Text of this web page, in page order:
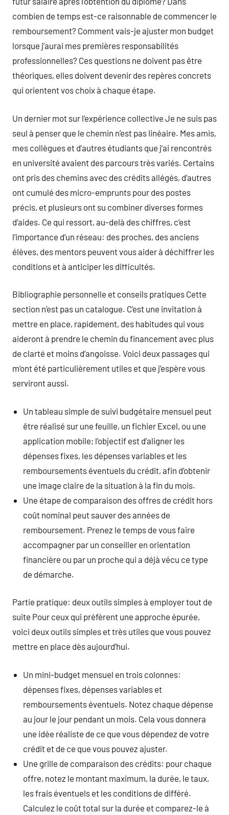
combien de temps est-ce raisonnable de commencer le
remboursement? Comment vais-je ajuster mon budget
lorsque j’aurai mes premières responsabilités
professionnelles? Ces questions ne doivent pas être
théoriques, elles doivent devenir des repères concrets
qui orientent vos choix à chaque étape.
Un dernier mot sur l’expérience collective Je ne suis pas
seul à penser que le chemin n’est pas linéaire. Mes amis,
mes collègues et d’autres étudiants que j’ai rencontrés
en université avaient des parcours très variés. Certains
ont pris des chemins avec des crédits allégés, d’autres
ont cumulé des micro-emprunts pour des postes
précis, et plusieurs ont su combiner diverses formes
d’aides. Ce qui ressort, au-delà des chiffres, c’est
l’importance d’un réseau: des proches, des anciens
élèves, des mentors peuvent vous aider à déchiffrer les
conditions et à anticiper les difficultés.
Bibliographie personnelle et conseils pratiques Cette
section n’est pas un catalogue. C’est une invitation à
mettre en place, rapidement, des habitudes qui vous
aideront à prendre le chemin du financement avec plus
de clarté et moins d’angoisse. Voici deux passages qui
m’ont été particulièrement utiles et que j’espère vous
serviront aussi.
Un tableau simple de suivi budgétaire mensuel peut
être réalisé sur une feuille, un fichier Excel, ou une
application mobile; l’objectif est d’aligner les
dépenses fixes, les dépenses variables et les
remboursements éventuels du crédit, afin d’obtenir
une image claire de la situation à la fin du mois.
Une étape de comparaison des offres de crédit hors
coût nominal peut sauver des années de
remboursement. Prenez le temps de vous faire
accompagner par un conseiller en orientation
financière ou par un proche qui a déjà vécu ce type
de démarche.
Partie pratique: deux outils simples à employer tout de
suite Pour ceux qui préfèrent une approche épurée,
voici deux outils simples et très utiles que vous pouvez
mettre en place dès aujourd’hui.
Un mini-budget mensuel en trois colonnes:
dépenses fixes, dépenses variables et
remboursements éventuels. Notez chaque dépense
au jour le jour pendant un mois. Cela vous donnera
une idée réaliste de ce que vous dépendez de votre
crédit et de ce que vous pouvez ajuster.
Une grille de comparaison des crédits: pour chaque
offre, notez le montant maximum, la durée, le taux,
les frais éventuels et les conditions de différé.
Calculez le coût total sur la durée et comparez-le à